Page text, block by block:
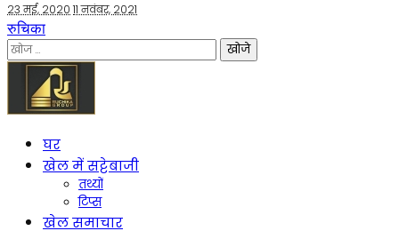
23 मई, 2020 11 नवंबर, 2021
रुचिका
निम्न
को
घर
खेल में सट्टेबाजी
तथ्यों
टिप्स
खेल समाचार